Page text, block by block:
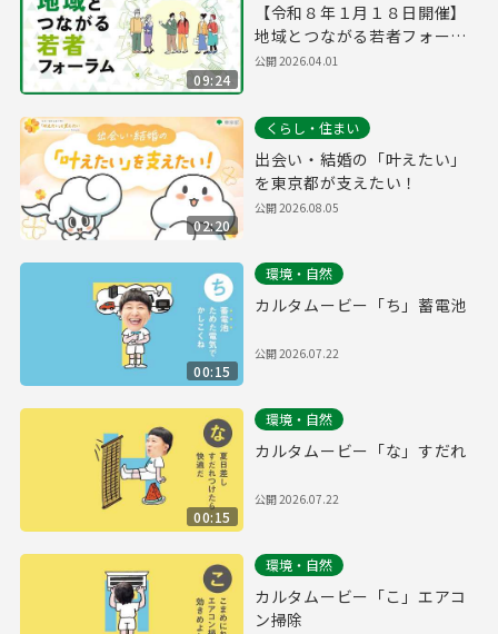
09:24
【令和８年１月１８日開催】
地域とつながる若者フォーラ
ム 通し動画
公開2026.04.01
02:20
くらし・住まい
出会い・結婚の「叶えたい」
を東京都が支えたい！
公開2026.08.05
00:15
環境・自然
カルタムービー「ち」蓄電池
公開2026.07.22
00:15
環境・自然
カルタムービー「な」すだれ
公開2026.07.22
環境・自然
カルタムービー「こ」エアコ
ン掃除